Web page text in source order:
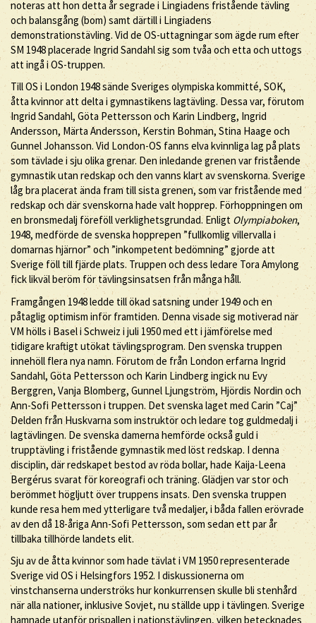
noteras att hon detta år segrade i Lingiadens fristående tävling
och balansgång (bom) samt därtill i Lingiadens
demonstrationstävling. Vid de OS-uttagningar som ägde rum efter
SM 1948 placerade Ingrid Sandahl sig som tvåa och etta och uttogs
att ingå i OS-truppen.
Till OS i London 1948 sände Sveriges olympiska kommitté, SOK,
åtta kvinnor att delta i gymnastikens lagtävling. Dessa var, förutom
Ingrid Sandahl, Göta Pettersson och Karin Lindberg, Ingrid
Andersson, Märta Andersson, Kerstin Bohman, Stina Haage och
Gunnel Johansson. Vid London-OS fanns elva kvinnliga lag på plats
som tävlade i sju olika grenar. Den inledande grenen var fristående
gymnastik utan redskap och den vanns klart av svenskorna. Sverige
låg bra placerat ända fram till sista grenen, som var fristående med
redskap och där svenskorna hade valt hopprep. Förhoppningen om
en bronsmedalj föreföll verklighetsgrundad. Enligt Olympiaboken,
1948, medförde de svenska hopprepen ”fullkomlig villervalla i
domarnas hjärnor” och ”inkompetent bedömning” gjorde att
Sverige föll till fjärde plats. Truppen och dess ledare Tora Amylong
fick likväl beröm för tävlingsinsatsen från många håll.
Framgången 1948 ledde till ökad satsning under 1949 och en
påtaglig optimism inför framtiden. Denna visade sig motiverad när
VM hölls i Basel i Schweiz i juli 1950 med ett i jämförelse med
tidigare kraftigt utökat tävlingsprogram. Den svenska truppen
innehöll flera nya namn. Förutom de från London erfarna Ingrid
Sandahl, Göta Pettersson och Karin Lindberg ingick nu Evy
Berggren, Vanja Blomberg, Gunnel Ljungström, Hjördis Nordin och
Ann-Sofi Pettersson i truppen. Det svenska laget med Carin ”Caj”
Delden från Huskvarna som instruktör och ledare tog guldmedalj i
lagtävlingen. De svenska damerna hemförde också guld i
trupptävling i fristående gymnastik med löst redskap. I denna
disciplin, där redskapet bestod av röda bollar, hade Kaija-Leena
Bergérus svarat för koreografi och träning. Glädjen var stor och
berömmet högljutt över truppens insats. Den svenska truppen
kunde resa hem med ytterligare två medaljer, i båda fallen erövrade
av den då 18-åriga Ann-Sofi Pettersson, som sedan ett par år
tillbaka tillhörde landets elit.
Sju av de åtta kvinnor som hade tävlat i VM 1950 representerade
Sverige vid OS i Helsingfors 1952. I diskussionerna om
vinstchanserna underströks hur konkurrensen skulle bli stenhård
när alla nationer, inklusive Sovjet, nu ställde upp i tävlingen. Sverige
hamnade utanför prispallen i nationstävlingen, vilken betecknades